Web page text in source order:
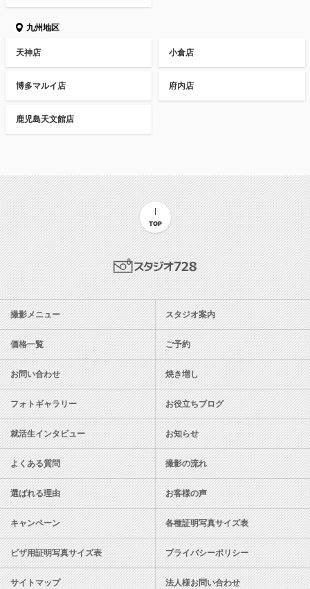
九州地区
天神店 小倉店
博多マルイ店 府内店
鹿児島天文館店
TOP
スタジオ728
撮影メニュー スタジオ案内
価格一覧 ご予約
お問い合わせ 焼き増し
フォトギャラリー お役立ちブログ
就活生インタビュー お知らせ
よくある質問 撮影の流れ
選ばれる理由 お客様の声
キャンペーン 各種証明写真サイズ表
ビザ用証明写真サイズ表 プライバシーポリシー
サイトマップ 法人様お問い合わせ